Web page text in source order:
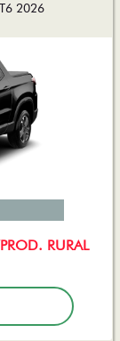
2026
RURAL